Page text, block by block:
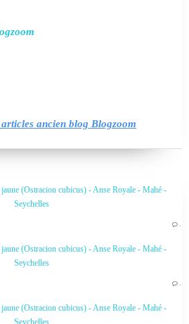
(Ostracion cubicus) - Anse Royale - Mahé -
Seychelles
…
(Ostracion cubicus) - Anse Royale - Mahé -
Seychelles
…
(Ostracion cubicus) - Anse Royale - Mahé -
ancien blog Blogzoom